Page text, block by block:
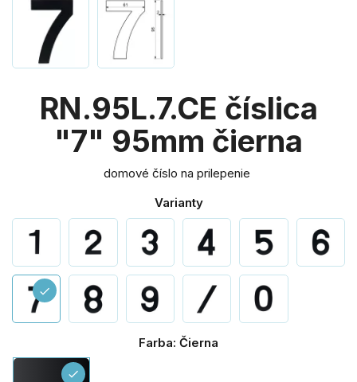
RN.95L.7.CE číslica
"7" 95mm čierna
domové číslo na prilepenie
Varianty
check
Farba: Čierna
Čierna
check